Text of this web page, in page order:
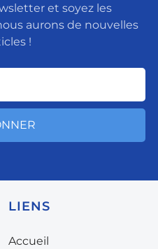
et soyez les
aurons de nouvelles
!
LIENS
Accueil